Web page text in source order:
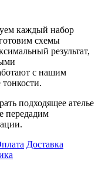
каждый набор
схемы
результат,
с нашим
подходящее ателье
передадим
Доставка